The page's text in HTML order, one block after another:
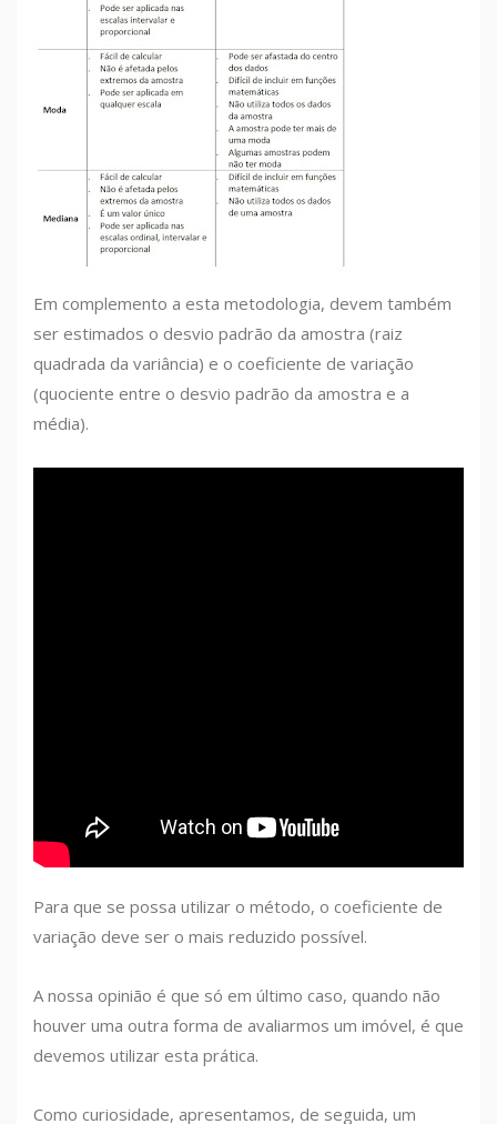
Em complemento a esta metodologia, devem também
ser estimados o desvio padrão da amostra (raiz
quadrada da variância) e o coeficiente de variação
(quociente entre o desvio padrão da amostra e a
média).
Para que se possa utilizar o método, o coeficiente de
variação deve ser o mais reduzido possível.
A nossa opinião é que só em último caso, quando não
houver uma outra forma de avaliarmos um imóvel, é que
devemos utilizar esta prática.
Como curiosidade, apresentamos, de seguida, um